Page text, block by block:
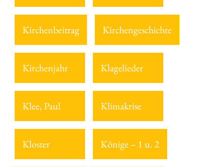
Kirchenbeitrag Kirchengeschichte
Kirchenjahr Klagelieder
Klee, Paul Klimakrise
Kloster Könige – 1 u. 2